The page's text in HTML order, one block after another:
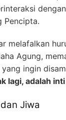
Pencipta.
melafalkan
Agung,
ingin
lagi, adalah
Jiwa